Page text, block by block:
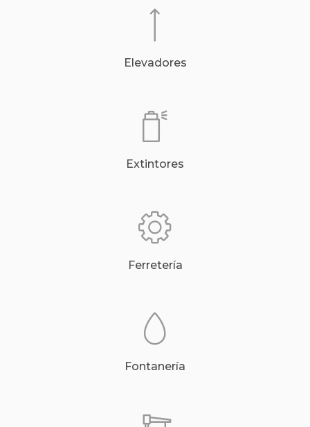
Elevadores
Extintores
Ferretería
Fontanería